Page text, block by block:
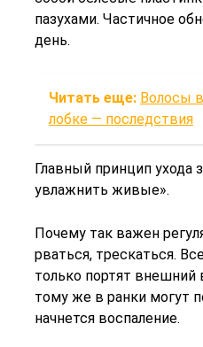
пазухами. Частичное
день.
Читать еще: Волосы
лобке — последствия
Главный принцип ухода
увлажнить живые».
Почему так важен
рваться, трескаться.
только портят
тому же в ранки могут
начнется воспаление.